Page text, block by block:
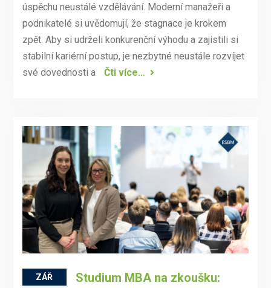
úspěchu neustálé vzdělávání. Moderní manažeři a
podnikatelé si uvědomují, že stagnace je krokem
zpět. Aby si udrželi konkurenční výhodu a zajistili si
stabilní kariérní postup, je nezbytné neustále rozvíjet
své dovednosti a
Čti více…
ZÁŘ
Studium MBA na zkoušku: